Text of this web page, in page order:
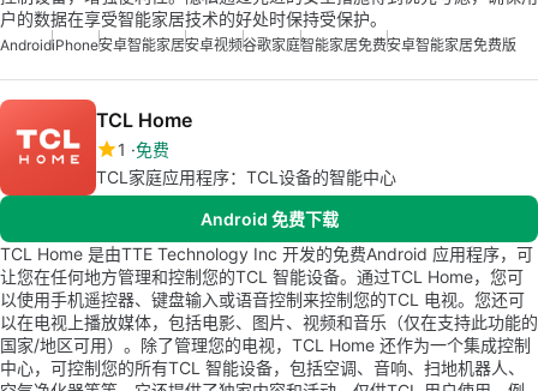
户的数据在享受智能家居技术的好处时保持受保护。
AndroidiPhone安卓智能家居安卓视频谷歌家庭智能家居免费安卓智能家居免费版
TCL Home
1 免费
TCL家庭应用程序：TCL设备的智能中心
Android 免费下载
TCL Home 是由TTE Technology Inc 开发的免费Android 应用程序，可
让您在任何地方管理和控制您的TCL 智能设备。通过TCL Home，您可
以使用手机遥控器、键盘输入或语音控制来控制您的TCL 电视。您还可
以在电视上播放媒体，包括电影、图片、视频和音乐（仅在支持此功能的
国家/地区可用）。除了管理您的电视，TCL Home 还作为一个集成控制
中心，可控制您的所有TCL 智能设备，包括空调、音响、扫地机器人、